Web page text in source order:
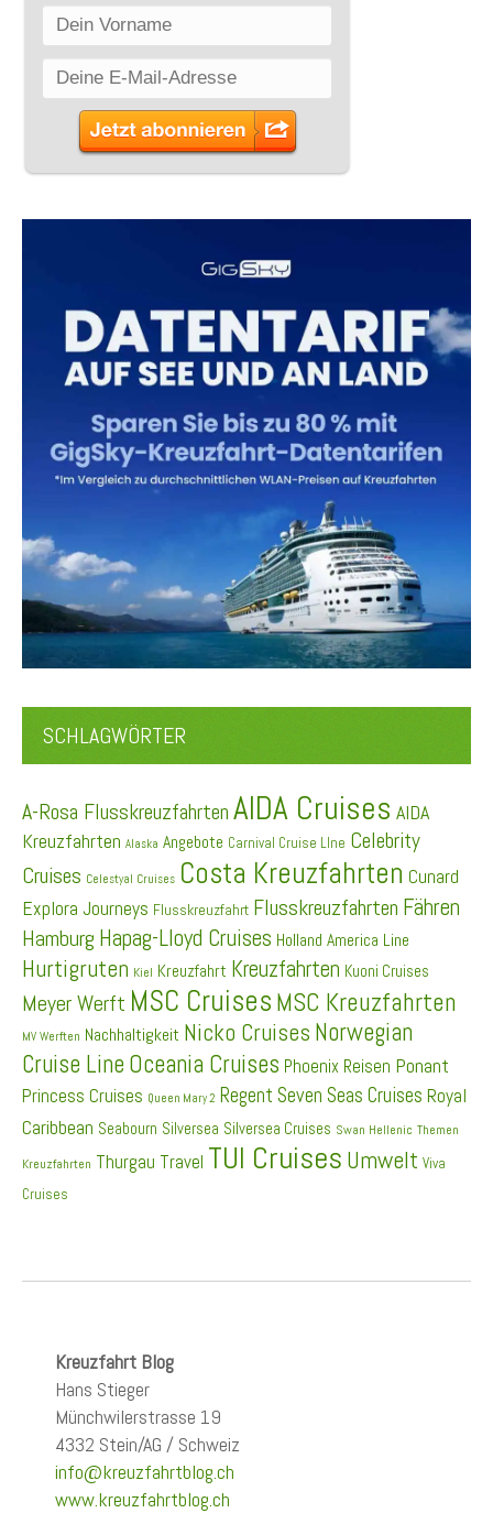
SCHLAGWÖRTER
A-Rosa Flusskreuzfahrten AIDA Cruises AIDA
Kreuzfahrten Alaska Angebote Carnival Cruise LIne Celebrity
Cruises Celestyal Cruises Costa Kreuzfahrten Cunard
Explora Journeys Flusskreuzfahrt Flusskreuzfahrten Fähren
Hamburg Hapag-Lloyd Cruises Holland America Line
Hurtigruten Kiel Kreuzfahrt Kreuzfahrten Kuoni Cruises
Meyer Werft MSC Cruises MSC Kreuzfahrten
MV Werften Nachhaltigkeit Nicko Cruises Norwegian
Cruise Line Oceania Cruises Phoenix Reisen Ponant
Princess Cruises Queen Mary 2 Regent Seven Seas Cruises Royal
Caribbean Seabourn Silversea Silversea Cruises Swan Hellenic Themen
Kreuzfahrten Thurgau Travel TUI Cruises Umwelt Viva
Cruises
Kreuzfahrt Blog
Hans Stieger
Münchwilerstrasse 19
4332 Stein/AG / Schweiz
info@kreuzfahrtblog.ch
www.kreuzfahrtblog.ch